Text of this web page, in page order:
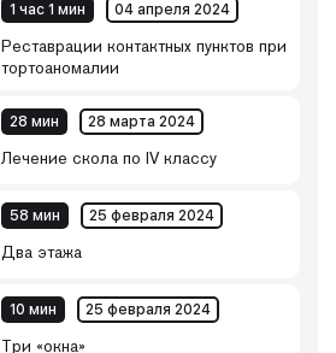
1 час 1 мин 04 апреля 2024
Реставрации контактных пунктов при
тортоаномалии
28 мин 28 марта 2024
Лечение скола по IV классу
58 мин 25 февраля 2024
Два этажа
10 мин 25 февраля 2024
Три «окна»